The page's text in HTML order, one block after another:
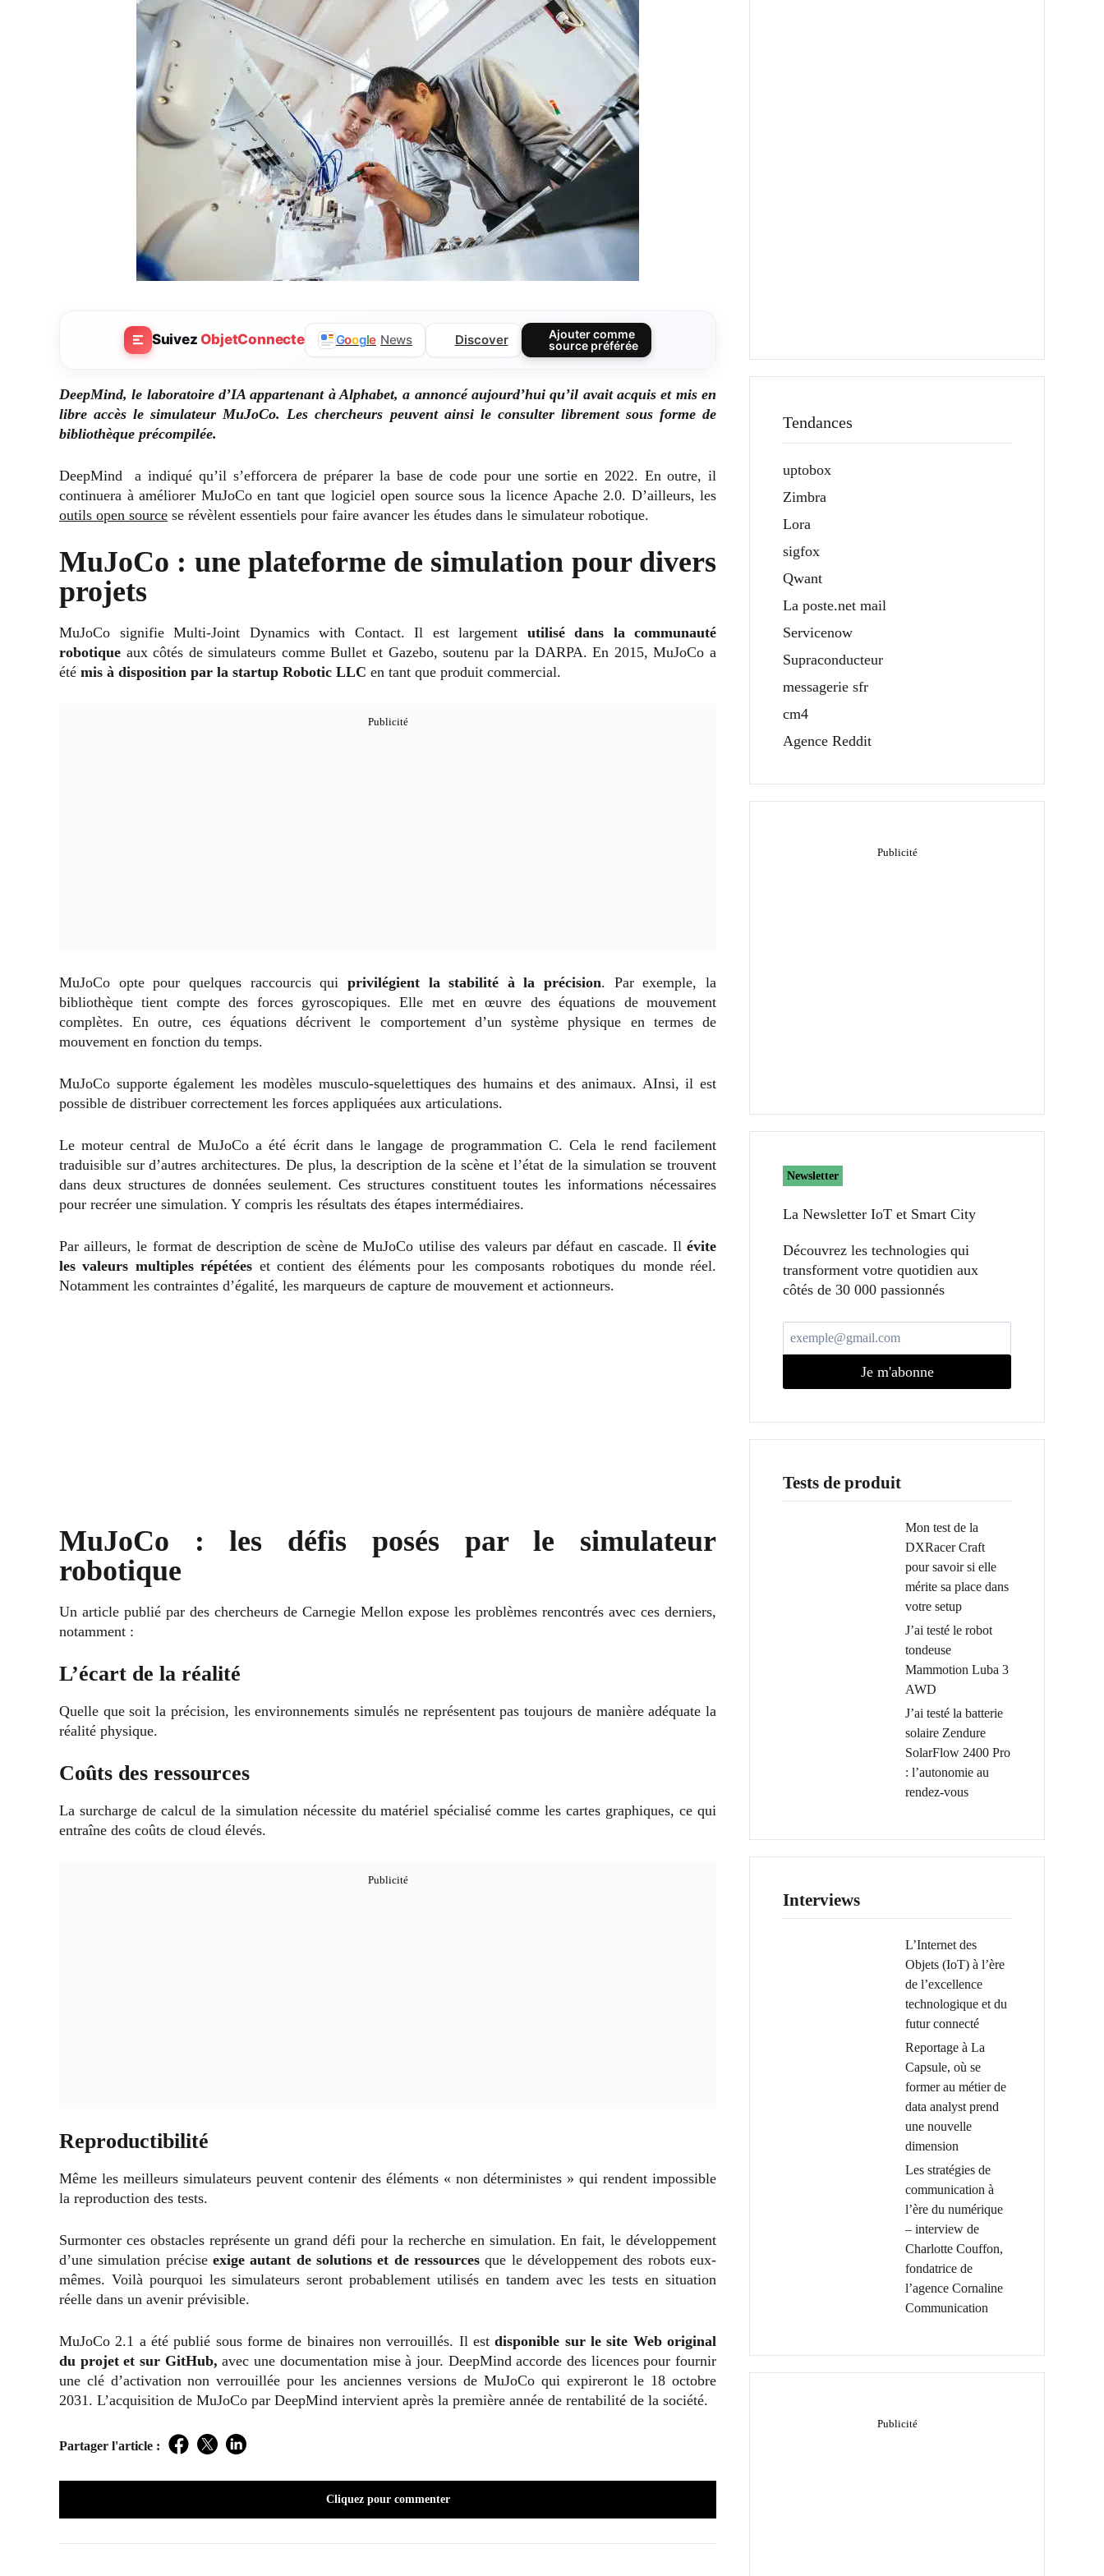
SuivezObjetConnecte Google News Discover
Ajouter comme
source préférée
DeepMind, le laboratoire d’IA appartenant à Alphabet, a annoncé aujourd’hui qu’il avait acquis et mis en
libre accès le simulateur MuJoCo. Les chercheurs peuvent ainsi le consulter librement sous forme de
bibliothèque précompilée.
DeepMind a indiqué qu’il s’efforcera de préparer la base de code pour une sortie en 2022. En outre, il
continuera à améliorer MuJoCo en tant que logiciel open source sous la licence Apache 2.0. D’ailleurs, les
outils open source se révèlent essentiels pour faire avancer les études dans le simulateur robotique.
MuJoCo : une plateforme de simulation pour divers
projets
MuJoCo signifie Multi-Joint Dynamics with Contact. Il est largement utilisé dans la communauté
robotique aux côtés de simulateurs comme Bullet et Gazebo, soutenu par la DARPA. En 2015, MuJoCo a
été mis à disposition par la startup Robotic LLC en tant que produit commercial.
MuJoCo opte pour quelques raccourcis qui privilégient la stabilité à la précision. Par exemple, la
bibliothèque tient compte des forces gyroscopiques. Elle met en œuvre des équations de mouvement
complètes. En outre, ces équations décrivent le comportement d’un système physique en termes de
mouvement en fonction du temps.
MuJoCo supporte également les modèles musculo-squelettiques des humains et des animaux. AInsi, il est
possible de distribuer correctement les forces appliquées aux articulations.
Le moteur central de MuJoCo a été écrit dans le langage de programmation C. Cela le rend facilement
traduisible sur d’autres architectures. De plus, la description de la scène et l’état de la simulation se trouvent
dans deux structures de données seulement. Ces structures constituent toutes les informations nécessaires
pour recréer une simulation. Y compris les résultats des étapes intermédiaires.
Par ailleurs, le format de description de scène de MuJoCo utilise des valeurs par défaut en cascade. Il évite
les valeurs multiples répétées et contient des éléments pour les composants robotiques du monde réel.
Notamment les contraintes d’égalité, les marqueurs de capture de mouvement et actionneurs.
MuJoCo : les défis posés par le simulateur
robotique
Un article publié par des chercheurs de Carnegie Mellon expose les problèmes rencontrés avec ces derniers,
notamment :
L’écart de la réalité
Quelle que soit la précision, les environnements simulés ne représentent pas toujours de manière adéquate la
réalité physique.
Coûts des ressources
La surcharge de calcul de la simulation nécessite du matériel spécialisé comme les cartes graphiques, ce qui
entraîne des coûts de cloud élevés.
Reproductibilité
Même les meilleurs simulateurs peuvent contenir des éléments « non déterministes » qui rendent impossible
la reproduction des tests.
Surmonter ces obstacles représente un grand défi pour la recherche en simulation. En fait, le développement
d’une simulation préciseexige autant de solutions et de ressourcesque le développement des robots eux-
mêmes. Voilà pourquoi les simulateurs seront probablement utilisés en tandem avec les tests en situation
réelle dans un avenir prévisible.
MuJoCo 2.1 a été publié sous forme de binaires non verrouillés. Il est disponible sur le site Web original
du projet et sur GitHub, avec une documentation mise à jour. DeepMind accorde des licences pour fournir
une clé d’activation non verrouillée pour les anciennes versions de MuJoCo qui expireront le 18 octobre
2031. L’acquisition de MuJoCo par DeepMind intervient après la première année de rentabilité de la société.
Partager l'article : Facebook
TwitterLinkedIn
Cliquez pour commenter
Tendances
uptobox
Zimbra
Lora
sigfox
Qwant
La poste.net mail
Servicenow
Supraconducteur
messagerie sfr
cm4
Agence Reddit
Newsletter
La Newsletter IoT et Smart City​
Découvrez les technologies qui
transforment votre quotidien aux
côtés de 30 000 passionnés
Je m'abonne
Tests de produit
Mon test de la
DXRacer Craft
pour savoir si elle
mérite sa place dans
votre setup
J’ai testé le robot
tondeuse
Mammotion Luba 3
AWD
J’ai testé la batterie
solaire Zendure
SolarFlow 2400 Pro
: l’autonomie au
rendez-vous
Interviews
L’Internet des
Objets (IoT) à l’ère
de l’excellence
technologique et du
futur connecté
Reportage à La
Capsule, où se
former au métier de
data analyst prend
une nouvelle
dimension
Les stratégies de
communication à
l’ère du numérique
– interview de
Charlotte Couffon,
fondatrice de
l’agence Cornaline
Communication